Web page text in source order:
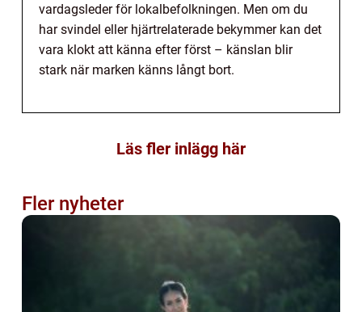
vardagsleder för lokalbefolkningen. Men om du
har svindel eller hjärtrelaterade bekymmer kan det
vara klokt att känna efter först – känslan blir
stark när marken känns långt bort.
Läs fler inlägg här
Fler nyheter